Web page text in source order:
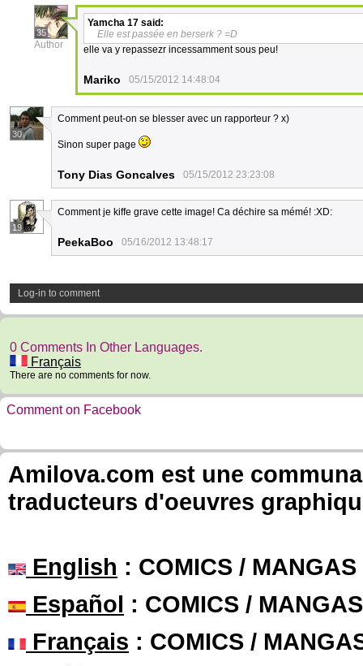
35
Author
Yamcha 17 said:
Elle est passée en berserk ? =D
elle va y repassezr incessamment sous peu!
Mariko 05/15/2012 14:48:04
30
Comment peut-on se blesser avec un rapporteur ? x)
Sinon super page
Tony Dias Goncalves 05/15/2012 23:23:08
19
Comment je kiffe grave cette image! Ca déchire sa mémé! :XD:
PeekaBoo 05/16/2012 13:48:17
Log-in to comment
0 Comments In Other Languages.
Français
There are no comments for now.
Comment on Facebook
Amilova.com est une
traducteurs d'oeuvres
English : COMICS /
Español : COMICS /
Français : COMICS /